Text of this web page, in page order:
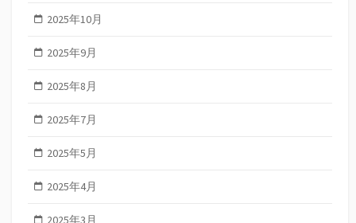
2025年10月
2025年9月
2025年8月
2025年7月
2025年5月
2025年4月
2025年3月